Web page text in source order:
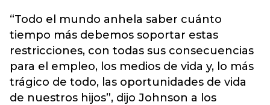
“Todo el mundo anhela saber cuánto
tiempo más debemos soportar estas
restricciones, con todas sus consecuencias
para el empleo, los medios de vida y, lo más
trágico de todo, las oportunidades de vida
de nuestros hijos”, dijo Johnson a los